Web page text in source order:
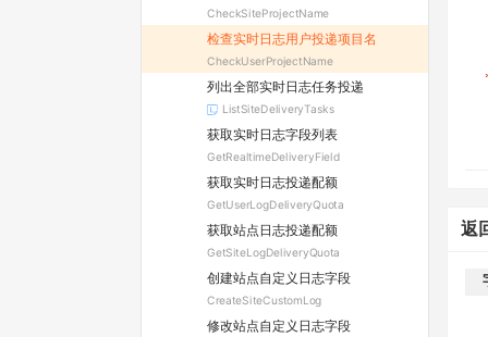
CheckSiteProjectName
检查实时日志用户投递项目名
CheckUserProjectName
列出全部实时日志任务投递
ListSiteDeliveryTasks
获取实时日志字段列表
GetRealtimeDeliveryField
获取实时日志投递配额
GetUserLogDeliveryQuota
获取站点日志投递配额
GetSiteLogDeliveryQuota
创建站点自定义日志字段
CreateSiteCustomLog
修改站点自定义日志字段
返